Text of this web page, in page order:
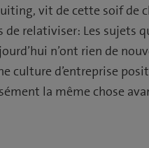
vit de cette soif de
de relativiser: Les sujets
n’ont rien de
culture d’entreprise
la même chose